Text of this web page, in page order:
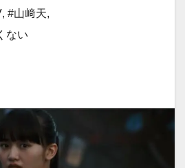
, #山﨑天,
ない